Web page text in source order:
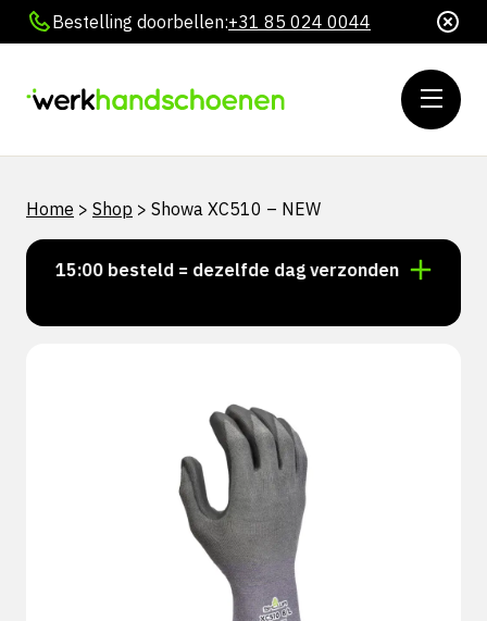
Bestelling doorbellen:+31 85 024 0044
Home > Shop > Showa XC510 – NEW
15:00 besteld = dezelfde dag verzonden